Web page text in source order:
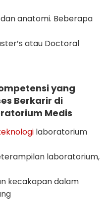
anatomi. Beberapa
atau Doctoral
yang
Berkarir di
Medis
laboratorium
laboratorium,
kecakapan dalam